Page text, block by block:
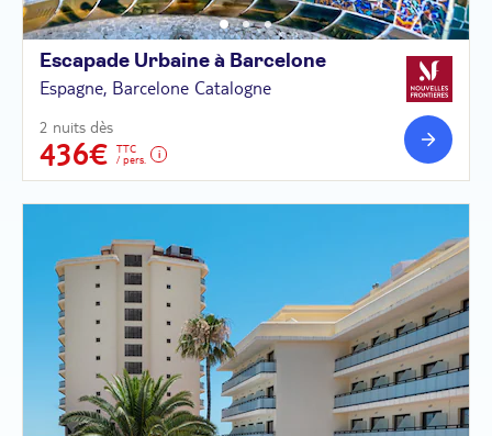
Escapade Urbaine à Barcelone
Espagne, Barcelone Catalogne
2 nuits dès
436€
TTC
/ pers.